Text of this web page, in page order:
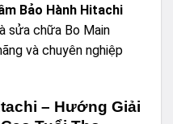
Bảo Hành Hitachi
sửa chữa Bo Main
và chuyên nghiệp
– Hướng Giải